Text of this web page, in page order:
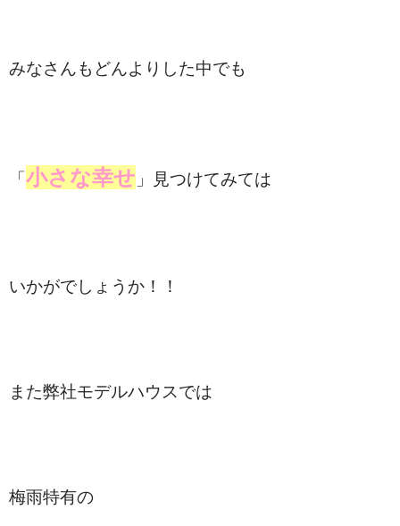
みなさんもどんよりした中でも
「 小さな幸せ 」見つけてみては
いかがでしょうか！！
また弊社モデルハウスでは
梅雨特有の